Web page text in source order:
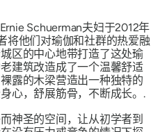
Schuerman夫妇于2012年
将他们对瑜伽和社群的热爱融
区的中心地带打造了这处瑜
建筑改造成了一个温馨舒适
露的木梁营造出一种独特的
心，舒展筋骨，不断成长。.
神圣的空间，让从初学者到